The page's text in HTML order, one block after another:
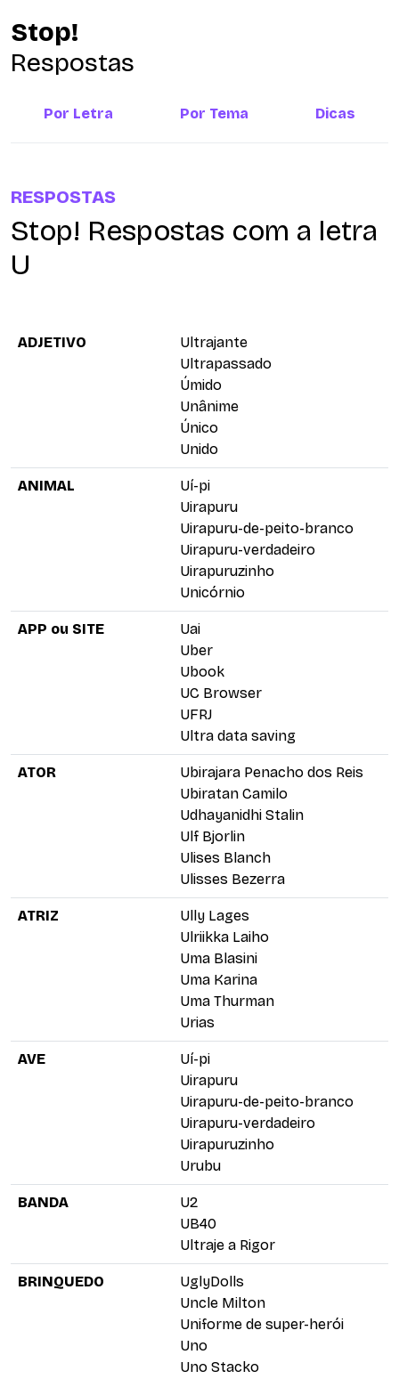
Stop!
Respostas
Por Letra Por Tema Dicas
RESPOSTAS
Stop! Respostas com a letra
U
ADJETIVO
Ultrajante
Ultrapassado
Úmido
Unânime
Único
Unido
ANIMAL
Uí-pi
Uirapuru
Uirapuru-de-peito-branco
Uirapuru-verdadeiro
Uirapuruzinho
Unicórnio
APP ou SITE
Uai
Uber
Ubook
UC Browser
UFRJ
Ultra data saving
ATOR
Ubirajara Penacho dos Reis
Ubiratan Camilo
Udhayanidhi Stalin
Ulf Bjorlin
Ulises Blanch
Ulisses Bezerra
ATRIZ
Ully Lages
Ulriikka Laiho
Uma Blasini
Uma Karina
Uma Thurman
Urias
AVE
Uí-pi
Uirapuru
Uirapuru-de-peito-branco
Uirapuru-verdadeiro
Uirapuruzinho
Urubu
BANDA
U2
UB40
Ultraje a Rigor
BRINQUEDO
UglyDolls
Uncle Milton
Uniforme de super-herói
Uno
Uno Stacko